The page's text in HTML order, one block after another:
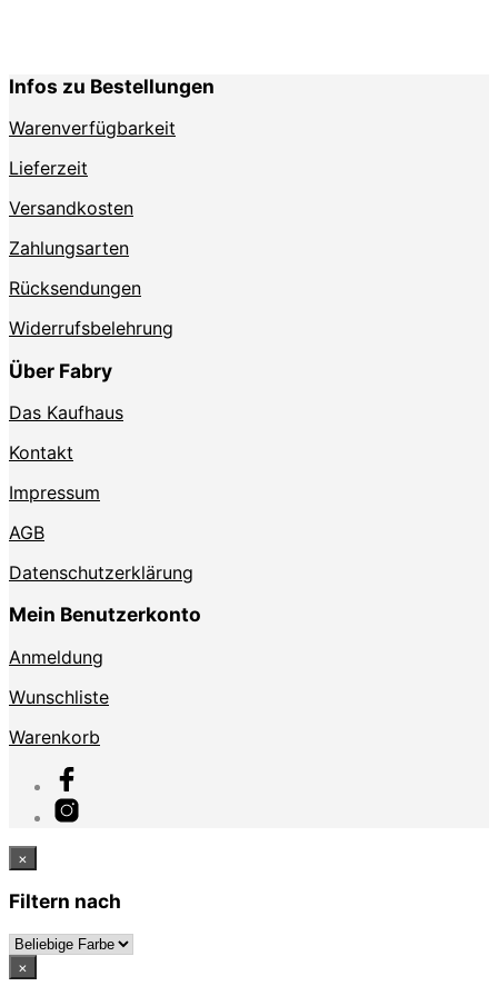
der
Produktseite
gewählt
Infos zu Bestellungen
Warenverfügbarkeit
Lieferzeit
Versandkosten
Zahlungsarten
Rücksendungen
Widerrufsbelehrung
Über Fabry
Das Kaufhaus
Kontakt
Impressum
AGB
Datenschutzerklärung
Mein Benutzerkonto
Anmeldung
Wunschliste
Warenkorb
×
Filtern nach
×